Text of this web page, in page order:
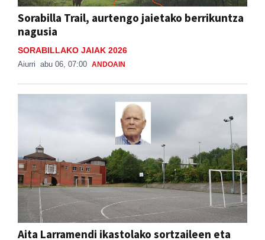
Sorabilla Trail, aurtengo jaietako berrikuntza
nagusia
SORABILLAKO JAIAK 2026
Aiurri abu 06, 07:00 ANDOAIN
Aita Larramendi ikastolako sortzaileen eta